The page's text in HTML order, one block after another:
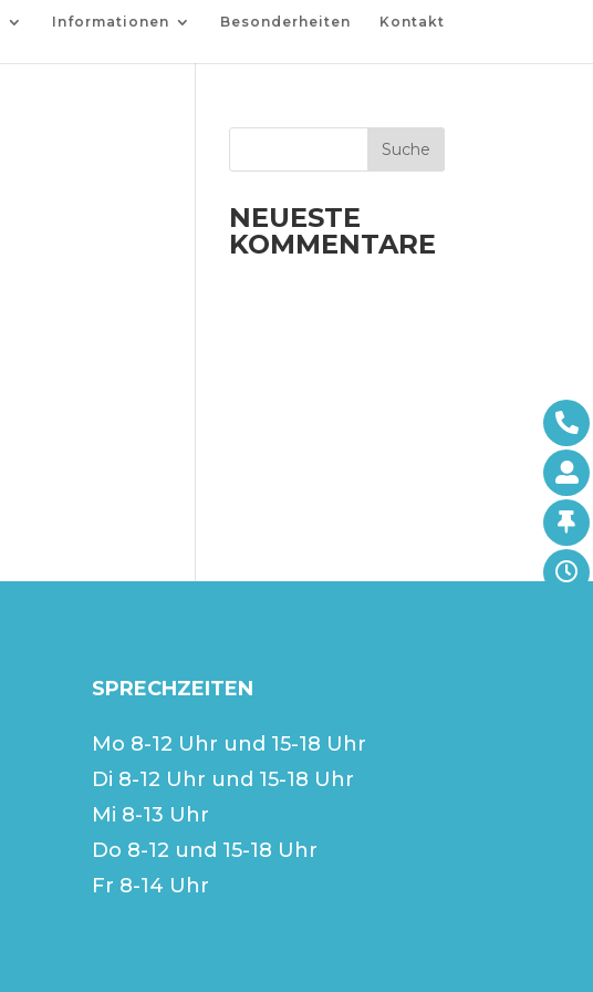
Informationen Besonderheiten Kontakt
NEUESTE
KOMMENTARE
SPRECHZEITEN
Mo 8-12 Uhr und 15-18 Uhr
Di 8-12 Uhr und 15-18 Uhr
Mi 8-13 Uhr
Do 8-12 und 15-18 Uhr
Fr 8-14 Uhr